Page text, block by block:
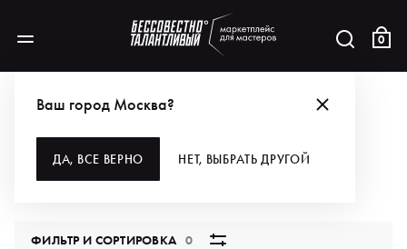
0
Ваш город Москва?
ДА, ВСЕ ВЕРНО НЕТ, ВЫБРАТЬ ДРУГОЙ
ВСЕ КАТЕГОРИИ
ФИЛЬТР И СОРТИРОВКА0